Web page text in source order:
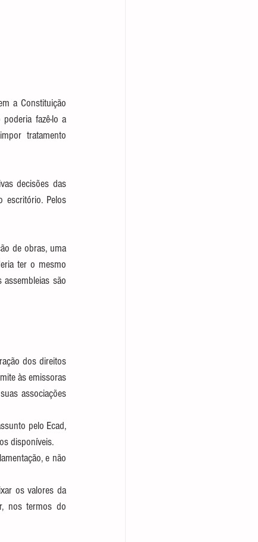
a Constituição
fazê-lo a
tratamento
decisões das
escritório. Pelos
de obras, uma
ter o mesmo
são
dos direitos
às emissoras
associações
pelo Ecad,
disponíveis.
e não
os valores da
nos termos do